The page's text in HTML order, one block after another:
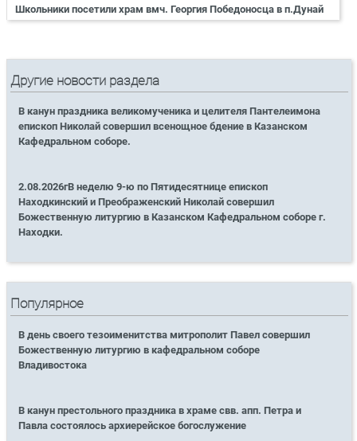
Школьники посетили храм вмч. Георгия Победоносца в п.Дунай
Другие новости раздела
В канун праздника великомученика и целителя Пантелеимона
епископ Николай совершил всенощное бдение в Казанском
Кафедральном соборе.
2.08.2026гВ неделю 9-ю по Пятидесятнице епископ
Находкинский и Преображенский Николай совершил
Божественную литургию в Казанском Кафедральном соборе г.
Находки.
Популярное
В день своего тезоименитства митрополит Павел совершил
Божественную литургию в кафедральном соборе
Владивостока
В канун престольного праздника в храме свв. апп. Петра и
Павла состоялось архиерейское богослужение